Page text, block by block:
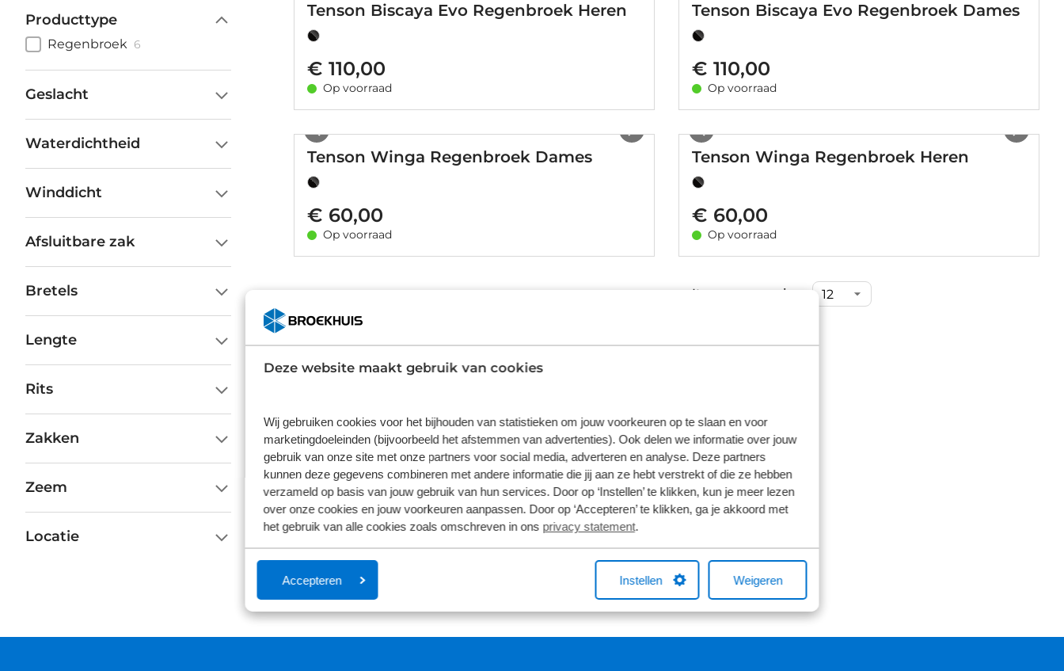
Deze website maakt gebruik van cookies
Wij gebruiken cookies voor het bijhouden van statistieken om jouw voorkeuren op te slaan en voor
marketingdoeleinden (bijvoorbeeld het afstemmen van advertenties). Ook delen we informatie over jouw
gebruik van onze site met onze partners voor social media, adverteren en analyse. Deze partners
kunnen deze gegevens combineren met andere informatie die jij aan ze hebt verstrekt of die ze hebben
verzameld op basis van jouw gebruik van hun services. Door op ‘Instellen’ te klikken, kun je meer lezen
over onze cookies en jouw voorkeuren aanpassen. Door op ‘Accepteren’ te klikken, ga je akkoord met
het gebruik van alle cookies zoals omschreven in ons privacy statement.
Accepteren Instellen Weigeren
Producttype
Regenbroek 6
Geslacht
Waterdichtheid
Winddicht
Afsluitbare zak
Bretels
Lengte
Rits
Zakken
Zeem
Locatie
Tenson Biscaya Evo Regenbroek Heren
€ 110,00
Op voorraad
Tenson Biscaya Evo Regenbroek Dames
€ 110,00
Op voorraad
Tenson Winga Regenbroek Dames
€ 60,00
Op voorraad
Tenson Winga Regenbroek Heren
€ 60,00
Op voorraad
Items per pagina: